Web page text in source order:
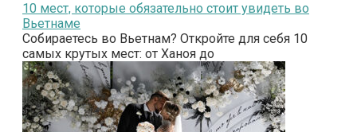
10 мест, которые обязательно стоит увидеть во
Вьетнаме
Собираетесь во Вьетнам? Откройте для себя 10
самых крутых мест: от Ханоя до